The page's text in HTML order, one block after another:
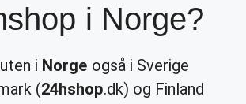
i Norge?
i Norge også i Sverige
(24hshop.dk) og Finland